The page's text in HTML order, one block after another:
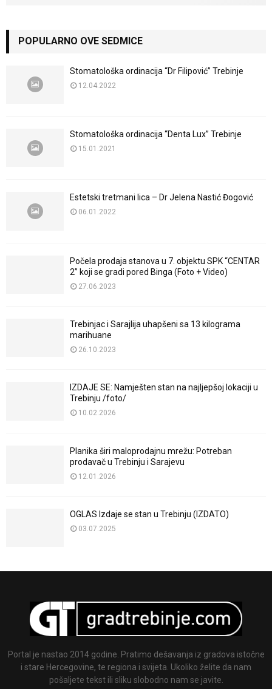
POPULARNO OVE SEDMICE
Stomatološka ordinacija “Dr Filipović” Trebinje
12.04.2022
Stomatološka ordinacija “Denta Lux” Trebinje
15.01.2021
Estetski tretmani lica – Dr Jelena Nastić Đogović
06.01.2022
Počela prodaja stanova u 7. objektu SPK “CENTAR
2” koji se gradi pored Binga (Foto + Video)
27.06.2023
Trebinjac i Sarajlija uhapšeni sa 13 kilograma
marihuane
26.10.2023
IZDAJE SE: Namješten stan na najljepšoj lokaciji u
Trebinju /foto/
10.02.2026
Planika širi maloprodajnu mrežu: Potreban
prodavač u Trebinju i Sarajevu
12.01.2026
OGLAS Izdaje se stan u Trebinju (IZDATO)
03.07.2025
Portal je nastao 2014 godine. Pratimo dešavanja iz gradova istočne
i stare Hercegovine, te regiona i svijeta. Ukoliko želite da nam
pošaljete tekst ili sliku slobodno nam se javite.